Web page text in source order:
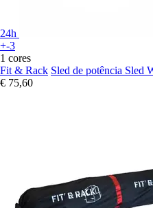
24h
+-3
1 cores
Fit & Rack Sled de potência Sled
€ 75,60